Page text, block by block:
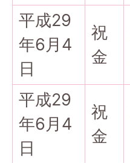
平成29
年6月4
日
祝
金
平成29
年6月4
日
祝
金